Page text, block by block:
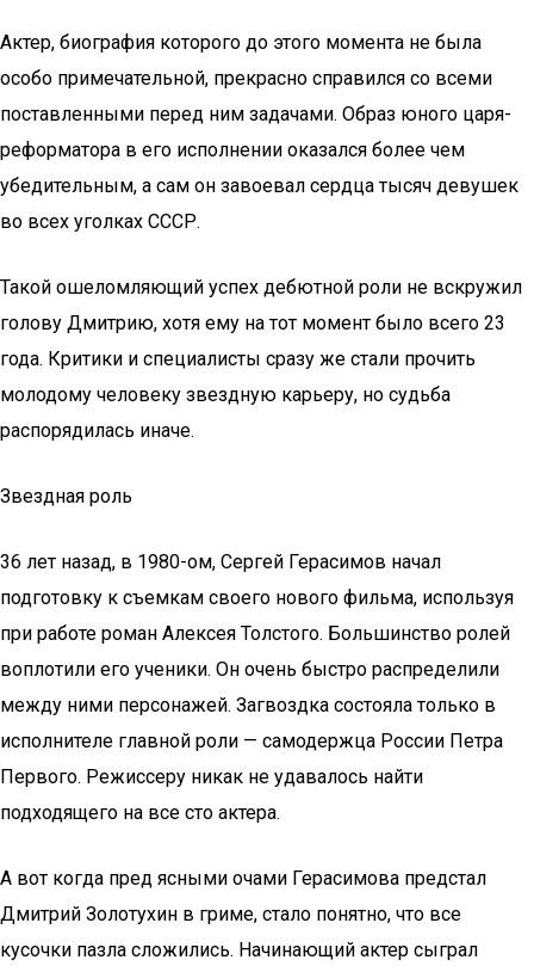
Актер, биография которого до этого момента не была
особо примечательной, прекрасно справился со всеми
поставленными перед ним задачами. Образ юного царя-
реформатора в его исполнении оказался более чем
убедительным, а сам он завоевал сердца тысяч девушек
во всех уголках СССР.
Такой ошеломляющий успех дебютной роли не вскружил
голову Дмитрию, хотя ему на тот момент было всего 23
года. Критики и специалисты сразу же стали прочить
молодому человеку звездную карьеру, но судьба
распорядилась иначе.
Звездная роль
36 лет назад, в 1980-ом, Сергей Герасимов начал
подготовку к съемкам своего нового фильма, используя
при работе роман Алексея Толстого. Большинство ролей
воплотили его ученики. Он очень быстро распределили
между ними персонажей. Загвоздка состояла только в
исполнителе главной роли — самодержца России Петра
Первого. Режиссеру никак не удавалось найти
подходящего на все сто актера.
А вот когда пред ясными очами Герасимова предстал
Дмитрий Золотухин в гриме, стало понятно, что все
кусочки пазла сложились. Начинающий актер сыграл